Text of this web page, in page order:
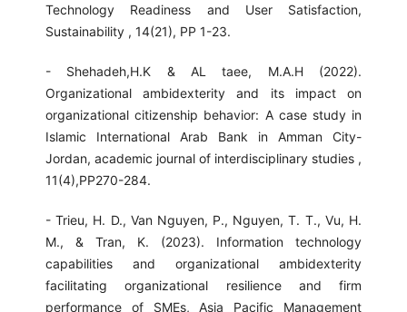
Technology Readiness and User Satisfaction,
Sustainability , 14(21), PP 1-23.
- Shehadeh,H.K & AL taee, M.A.H (2022).
Organizational ambidexterity and its impact on
organizational citizenship behavior: A case study in
Islamic International Arab Bank in Amman City-
Jordan, academic journal of interdisciplinary studies ,
11(4),PP270-284.
- Trieu, H. D., Van Nguyen, P., Nguyen, T. T., Vu, H.
M., & Tran, K. (2023). Information technology
capabilities and organizational ambidexterity
facilitating organizational resilience and firm
performance of SMEs, Asia Pacific Management